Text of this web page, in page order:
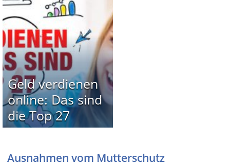
Geld verdienen
online: Das sind
die Top 27
Ausnahmen vom Mutterschutz